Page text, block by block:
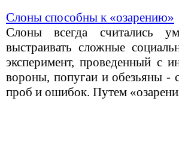
Слоны способны к «озарению»
Слоны всегда считались
выстраивать сложные
эксперимент, проведенный с
вороны, попугаи и обезьяны -
проб и ошибок. Путем